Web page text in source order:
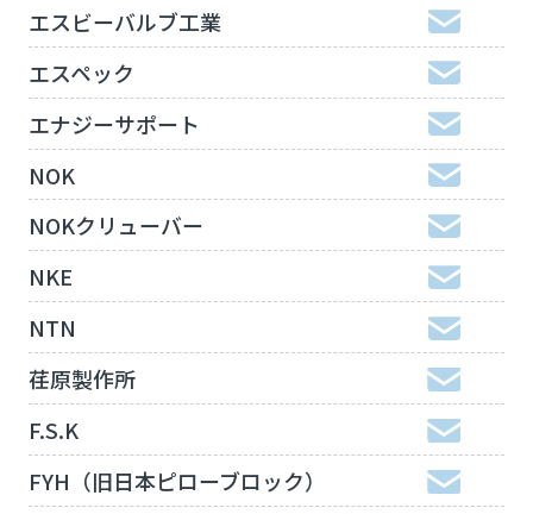
エスビーバルブ工業
エスペック
エナジーサポート
NOK
NOKクリューバー
NKE
NTN
荏原製作所
F.S.K
FYH（旧日本ピローブロック）